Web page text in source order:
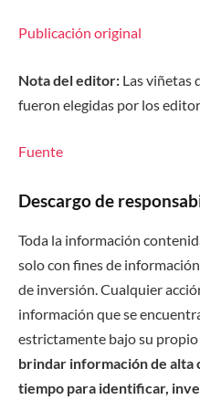
Publicación original
Nota del editor: Las viñetas
fueron elegidas por los
Fuente
Descargo de
Toda la información
solo con fines de
de inversión. Cualquier
información que se
estrictamente bajo su propio
brindar información de alta
tiempo para identificar,